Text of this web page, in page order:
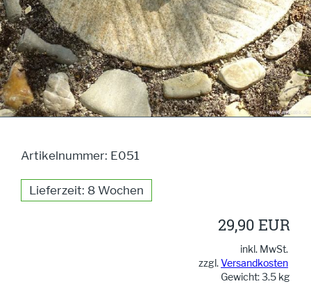
Artikelnummer: E051
Lieferzeit: 8 Wochen
29,90 EUR
inkl. MwSt.
zzgl.Versandkosten
Gewicht: 3.5 kg